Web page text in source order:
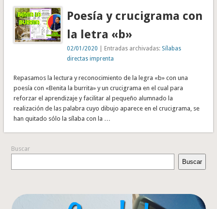
Poesía y crucigrama con
la letra «b»
02/01/2020 | Entradas archivadas: Sílabas
directas imprenta
Repasamos la lectura y reconocimiento de la legra «b» con una
poesía con «Benita la burrita» y un crucigrama en el cual para
reforzar el aprendizaje y facilitar al pequeño alumnado la
realización de las palabra cuyo dibujo aparece en el crucigrama, se
han quitado sólo la sílaba con la …
Buscar
Buscar